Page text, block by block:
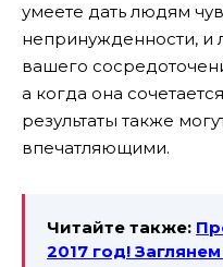
умеете дать людям
непринужденности, и
вашего
а когда она
результаты также
впечатляющими.
Читайте также:
2017 год!